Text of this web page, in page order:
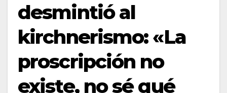
desmintió al
kirchnerismo: «La
proscripción no
existe, no sé qué